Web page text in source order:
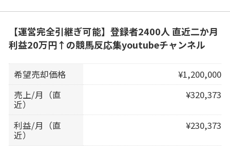
【運営完全引継ぎ可能】登録者2400人 直近二か月
利益20万円↑の競馬反応集youtubeチャンネル
希望売却価格
¥1,200,000
売上/月（直
近）
¥320,373
利益/月（直
近）
¥230,373